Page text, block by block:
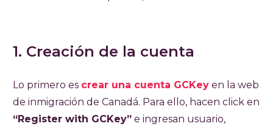
1. Creación de la cuenta
Lo primero es crear una cuenta GCKey en la web
de inmigración de Canadá. Para ello, hacen click en
“Register with GCKey” e ingresan usuario,